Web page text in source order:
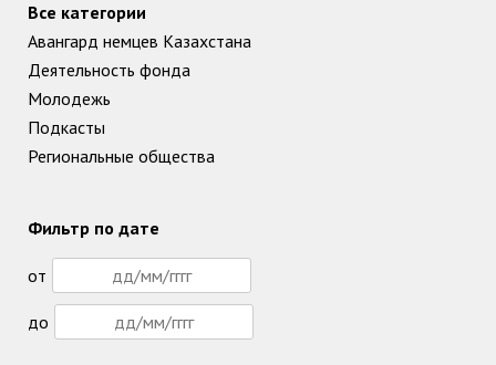
Все категории
Авангард немцев Казахстана
Деятельность фонда
Молодежь
Подкасты
Региональные общества
Фильтр по дате
от
до